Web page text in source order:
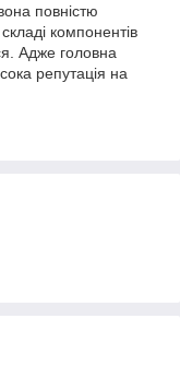
повністю
компонентів
Адже головна
репутація на